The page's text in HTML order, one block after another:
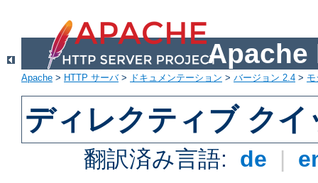
Apache
Apache > HTTP サーバ> ドキュメンテーション > バージョン 2.4 >
ディレクティブ ク
翻訳済み言語: de |